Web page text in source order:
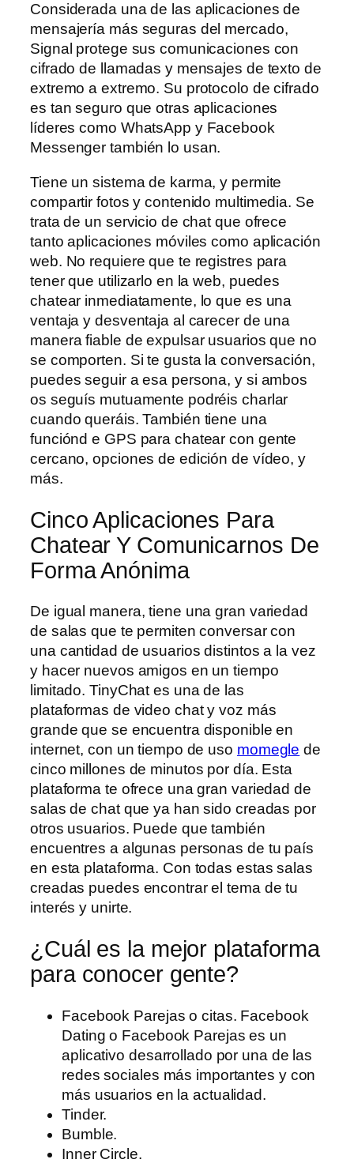
Considerada una de las aplicaciones de
mensajería más seguras del mercado,
Signal protege sus comunicaciones con
cifrado de llamadas y mensajes de texto de
extremo a extremo. Su protocolo de cifrado
es tan seguro que otras aplicaciones
líderes como WhatsApp y Facebook
Messenger también lo usan.
Tiene un sistema de karma, y permite
compartir fotos y contenido multimedia. Se
trata de un servicio de chat que ofrece
tanto aplicaciones móviles como aplicación
web. No requiere que te registres para
tener que utilizarlo en la web, puedes
chatear inmediatamente, lo que es una
ventaja y desventaja al carecer de una
manera fiable de expulsar usuarios que no
se comporten. Si te gusta la conversación,
puedes seguir a esa persona, y si ambos
os seguís mutuamente podréis charlar
cuando queráis. También tiene una
funciónd e GPS para chatear con gente
cercano, opciones de edición de vídeo, y
más.
Cinco Aplicaciones Para
Chatear Y Comunicarnos De
Forma Anónima
De igual manera, tiene una gran variedad
de salas que te permiten conversar con
una cantidad de usuarios distintos a la vez
y hacer nuevos amigos en un tiempo
limitado. TinyChat es una de las
plataformas de video chat y voz más
grande que se encuentra disponible en
internet, con un tiempo de uso momegle de
cinco millones de minutos por día. Esta
plataforma te ofrece una gran variedad de
salas de chat que ya han sido creadas por
otros usuarios. Puede que también
encuentres a algunas personas de tu país
en esta plataforma. Con todas estas salas
creadas puedes encontrar el tema de tu
interés y unirte.
¿Cuál es la mejor plataforma
para conocer gente?
Facebook Parejas o citas. Facebook
Dating o Facebook Parejas es un
aplicativo desarrollado por una de las
redes sociales más importantes y con
más usuarios en la actualidad.
Tinder.
Bumble.
Inner Circle.